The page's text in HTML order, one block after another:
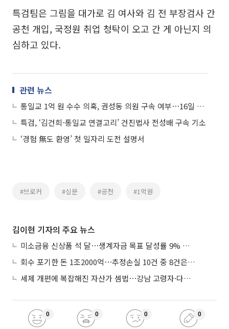
특검팀은 그림을 대가로 김 여사와 김 전 부장검사 간
공천 개입, 국정원 취업 청탁이 오고 간 게 아닌지 의
심하고 있다.
관련 뉴스
통일교 1억 원 수수 의혹, 권성동 의원 구속 여부⋯16일 판가름난다
특검, ‘김건희-통일교 연결고리’ 건진법사 전성배 구속 기소
‘경험 無도 환영’ 첫 일자리 도전 설명서
#브로커 #심문 #공천 #1억원
김이현 기자의 주요 뉴스
미소금융 신상품 석 달⋯생계자금 목표 달성률 9% 그쳐
회수 포기한 돈 1조2000억⋯추정손실 10건 중 8건은 기업대출
세제 개편에 복잡해진 자산가 셈법⋯강남 고령자·다주택자 ‘자산재편 고심’
0 0 0 0